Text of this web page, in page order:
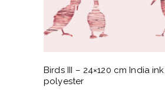
Birds III – 24×120 cm India
polyester